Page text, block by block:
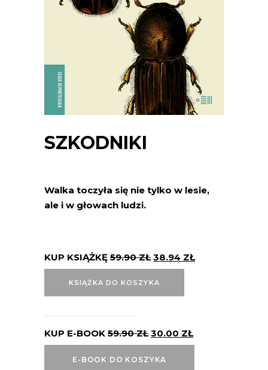
SZKODNIKI
Walka toczyła się nie tylko w lesie,
ale i w głowach ludzi.
KUP KSIĄŻKĘ 59.90ZŁ 38.94 ZŁ
KSIĄŻKA DO KOSZYKA
KUP E-BOOK 59.90ZŁ 30.00 ZŁ
E-BOOK DO KOSZYKA